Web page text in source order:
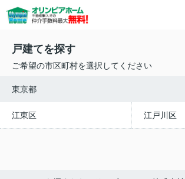
戸建てを探す
ご希望の市区町村を選択してください
東京都
江東区 江戸川区